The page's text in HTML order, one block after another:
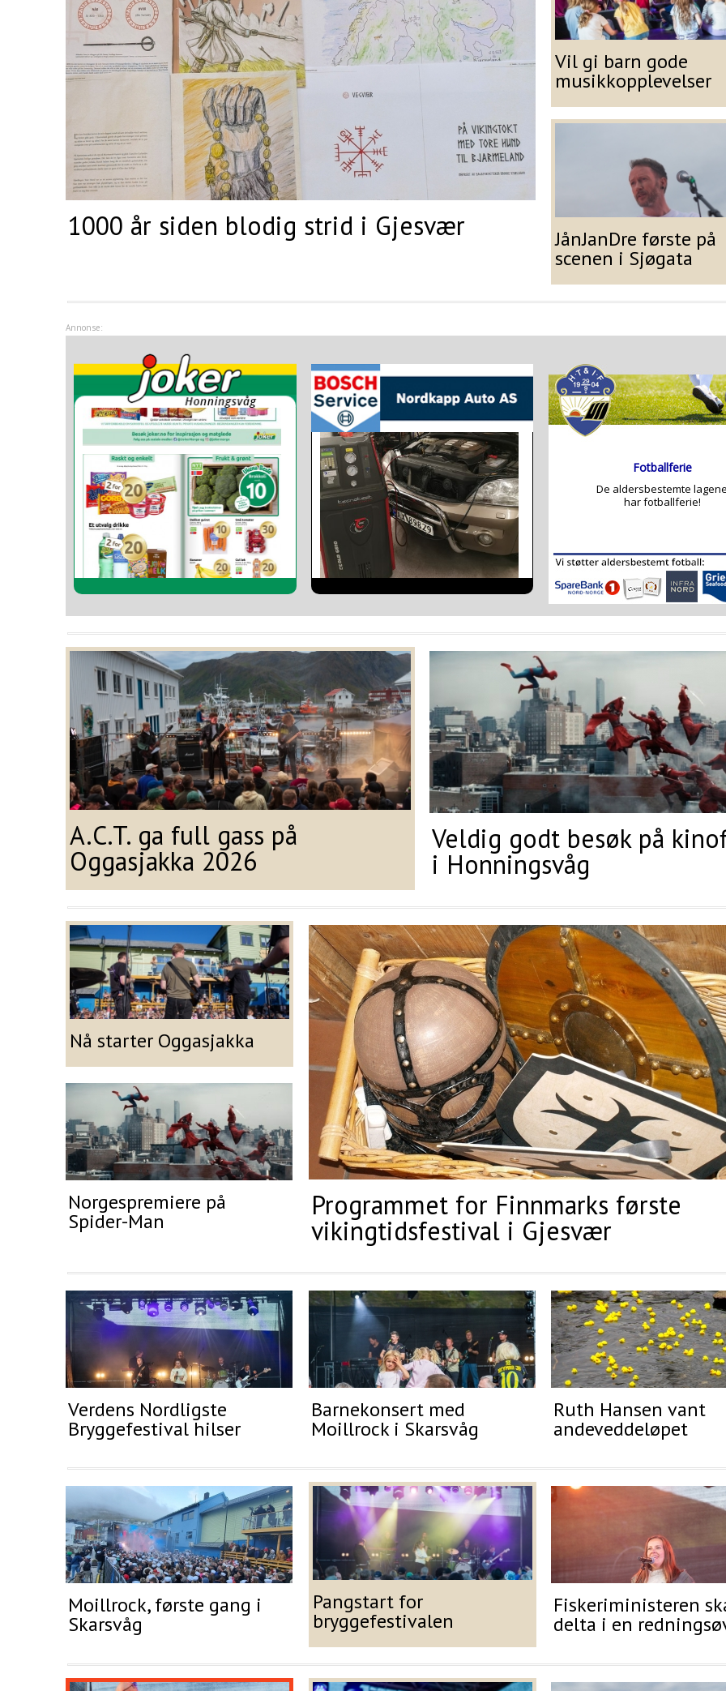
1000 år siden blodig strid i Gjesvær
Vil gi barn gode
musikkopplevelser
JånJanDre første på
scenen i Sjøgata
Annonse:
Joker - Den gode naboen
Prøv vår salat fra salatbaren!
Ta kontakt med oss!
Nordkapp Auto er på Facebook
Bilmottak Finnmark er på Facebook
A.C.T. ga full gass på
Oggasjakka 2026
Veldig godt besøk på
i Honningsvåg
Nå starter Oggasjakka
Norgespremiere på
Spider-Man Programmet for Finnmarks første
vikingtidsfestival i Gjesvær
Verdens Nordligste
Bryggefestival hilser
Barnekonsert med
Moillrock i Skarsvåg
Ruth Hansen vant
andeveddeløpet
Moillrock, første gang i
Skarsvåg
Pangstart for
bryggefestivalen
Fiskeriministeren
delta i en